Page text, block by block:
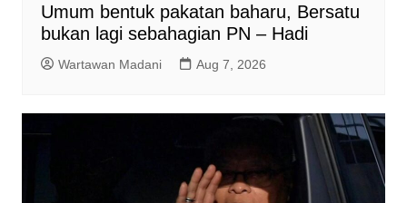
Umum bentuk pakatan baharu, Bersatu
bukan lagi sebahagian PN – Hadi
Wartawan Madani Aug 7, 2026